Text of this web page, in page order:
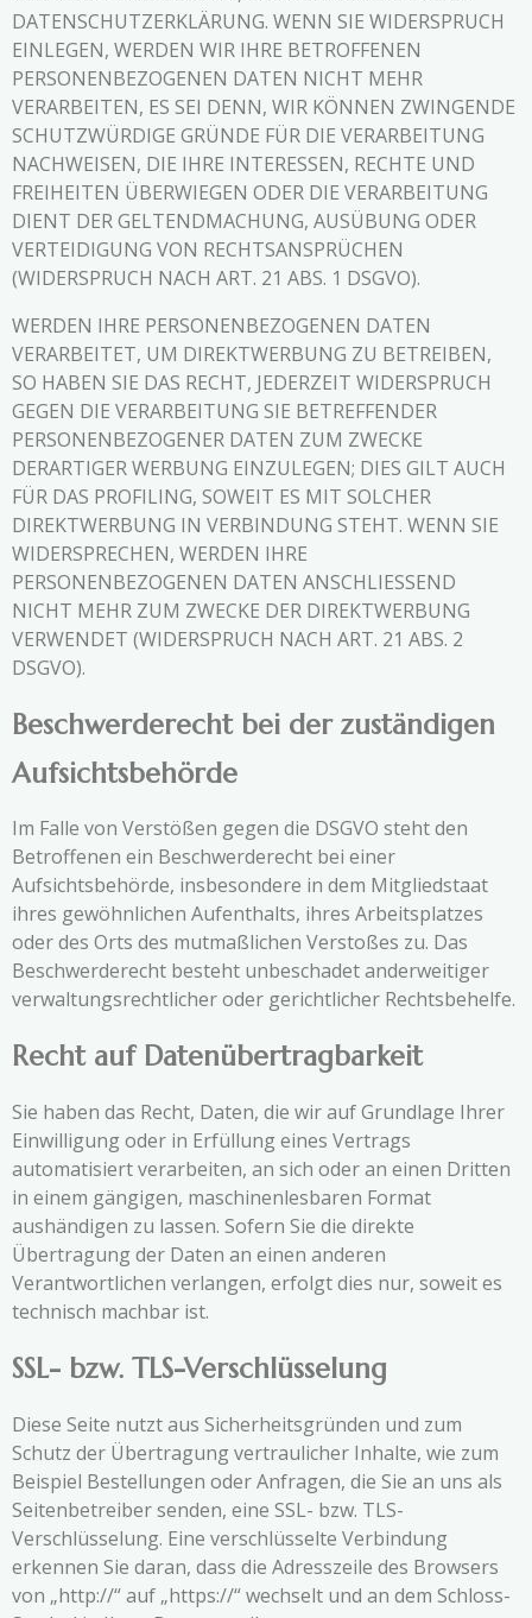
DATENSCHUTZERKLÄRUNG. WENN SIE WIDERSPRUCH
EINLEGEN, WERDEN WIR IHRE BETROFFENEN
PERSONENBEZOGENEN DATEN NICHT MEHR
VERARBEITEN, ES SEI DENN, WIR KÖNNEN ZWINGENDE
SCHUTZWÜRDIGE GRÜNDE FÜR DIE VERARBEITUNG
NACHWEISEN, DIE IHRE INTERESSEN, RECHTE UND
FREIHEITEN ÜBERWIEGEN ODER DIE VERARBEITUNG
DIENT DER GELTENDMACHUNG, AUSÜBUNG ODER
VERTEIDIGUNG VON RECHTSANSPRÜCHEN
(WIDERSPRUCH NACH ART. 21 ABS. 1 DSGVO).
WERDEN IHRE PERSONENBEZOGENEN DATEN
VERARBEITET, UM DIREKTWERBUNG ZU BETREIBEN,
SO HABEN SIE DAS RECHT, JEDERZEIT WIDERSPRUCH
GEGEN DIE VERARBEITUNG SIE BETREFFENDER
PERSONENBEZOGENER DATEN ZUM ZWECKE
DERARTIGER WERBUNG EINZULEGEN; DIES GILT AUCH
FÜR DAS PROFILING, SOWEIT ES MIT SOLCHER
DIREKTWERBUNG IN VERBINDUNG STEHT. WENN SIE
WIDERSPRECHEN, WERDEN IHRE
PERSONENBEZOGENEN DATEN ANSCHLIESSEND
NICHT MEHR ZUM ZWECKE DER DIREKTWERBUNG
VERWENDET (WIDERSPRUCH NACH ART. 21 ABS. 2
DSGVO).
Beschwerderecht bei der zuständigen
Aufsichtsbehörde
Im Falle von Verstößen gegen die DSGVO steht den
Betroffenen ein Beschwerderecht bei einer
Aufsichtsbehörde, insbesondere in dem Mitgliedstaat
ihres gewöhnlichen Aufenthalts, ihres Arbeitsplatzes
oder des Orts des mutmaßlichen Verstoßes zu. Das
Beschwerderecht besteht unbeschadet anderweitiger
verwaltungsrechtlicher oder gerichtlicher Rechtsbehelfe.
Recht auf Datenübertragbarkeit
Sie haben das Recht, Daten, die wir auf Grundlage Ihrer
Einwilligung oder in Erfüllung eines Vertrags
automatisiert verarbeiten, an sich oder an einen Dritten
in einem gängigen, maschinenlesbaren Format
aushändigen zu lassen. Sofern Sie die direkte
Übertragung der Daten an einen anderen
Verantwortlichen verlangen, erfolgt dies nur, soweit es
technisch machbar ist.
SSL- bzw. TLS-Verschlüsselung
Diese Seite nutzt aus Sicherheitsgründen und zum
Schutz der Übertragung vertraulicher Inhalte, wie zum
Beispiel Bestellungen oder Anfragen, die Sie an uns als
Seitenbetreiber senden, eine SSL- bzw. TLS-
Verschlüsselung. Eine verschlüsselte Verbindung
erkennen Sie daran, dass die Adresszeile des Browsers
von „http://“ auf „https://“ wechselt und an dem Schloss-